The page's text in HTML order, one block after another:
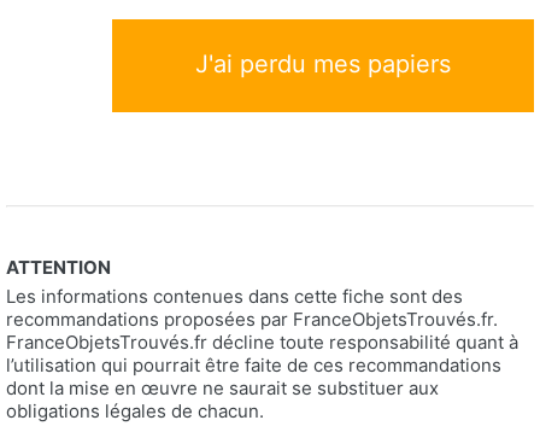
J'ai perdu mes papiers
ATTENTION
Les informations contenues dans cette fiche sont des
recommandations proposées par FranceObjetsTrouvés.fr.
FranceObjetsTrouvés.fr décline toute responsabilité quant à
l’utilisation qui pourrait être faite de ces recommandations
dont la mise en œuvre ne saurait se substituer aux
obligations légales de chacun.